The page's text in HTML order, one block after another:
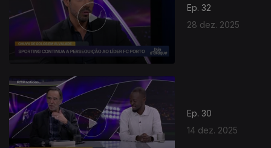
Ep. 32
28 dez. 2025
Ep. 30
14 dez. 2025